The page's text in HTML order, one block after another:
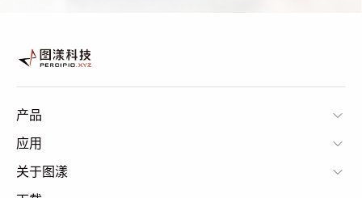
产品
应用
关于图漾